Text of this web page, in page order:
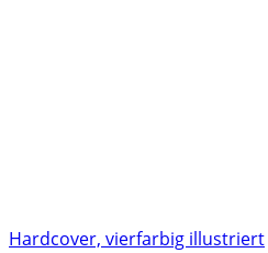
Hardcover, vierfarbig illustriert